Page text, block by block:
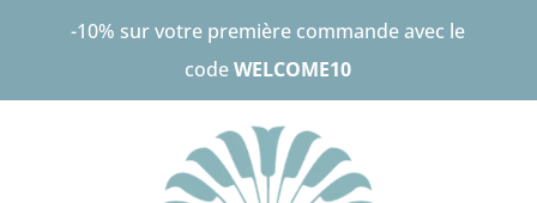
-10% sur votre première commande avec le
codeWELCOME10